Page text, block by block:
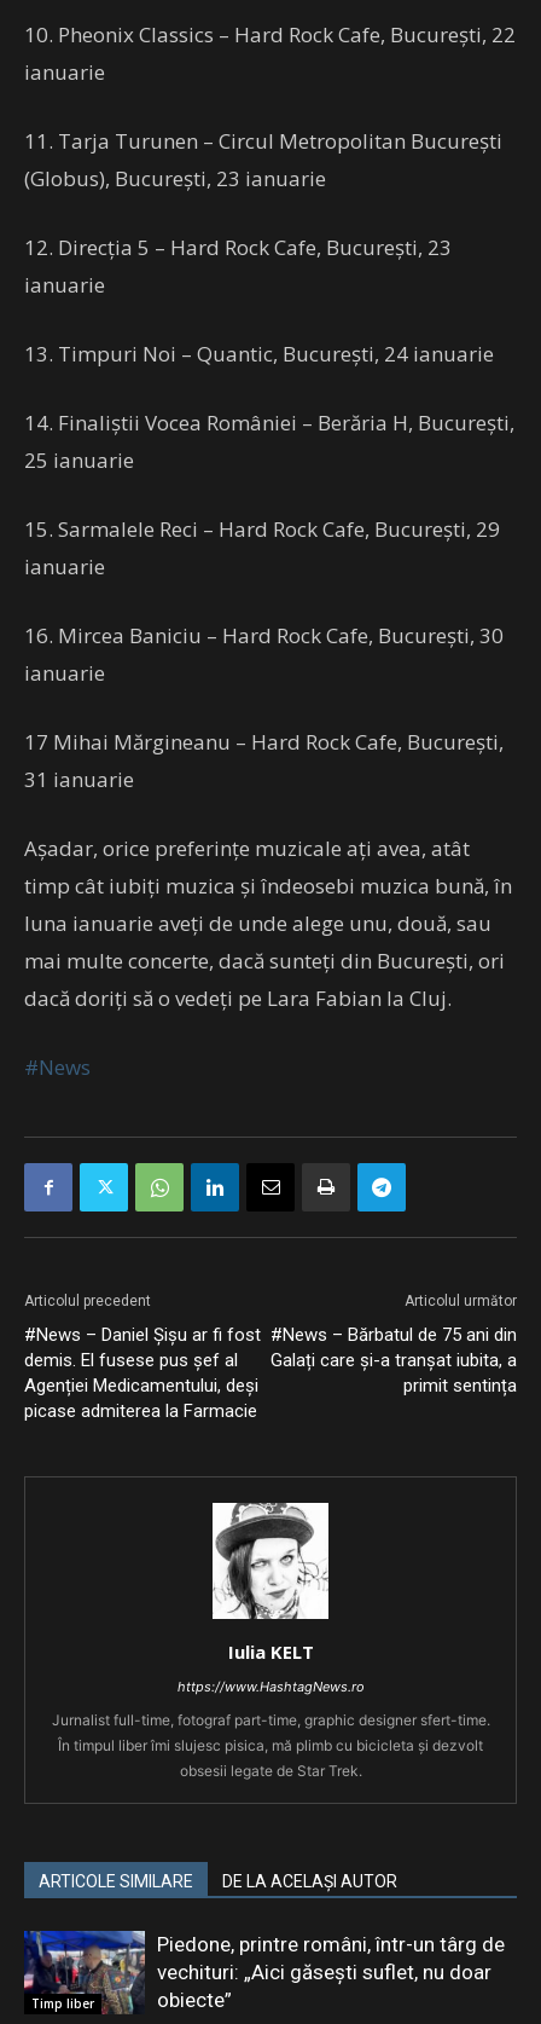
10. Pheonix Classics – Hard Rock Cafe, București, 22
ianuarie
11. Tarja Turunen – Circul Metropolitan București
(Globus), București, 23 ianuarie
12. Direcția 5 – Hard Rock Cafe, București, 23
ianuarie
13. Timpuri Noi – Quantic, București, 24 ianuarie
14. Finaliștii Vocea României – Berăria H, București,
25 ianuarie
15. Sarmalele Reci – Hard Rock Cafe, București, 29
ianuarie
16. Mircea Baniciu – Hard Rock Cafe, București, 30
ianuarie
17 Mihai Mărgineanu – Hard Rock Cafe, București,
31 ianuarie
Așadar, orice preferințe muzicale ați avea, atât
timp cât iubiți muzica și îndeosebi muzica bună, în
luna ianuarie aveți de unde alege unu, două, sau
mai multe concerte, dacă sunteți din București, ori
dacă doriți să o vedeți pe Lara Fabian la Cluj.
#News
Articolul precedent
#News – Daniel Șișu ar fi fost
demis. El fusese pus șef al
Agenției Medicamentului, deși
picase admiterea la Farmacie
Articolul următor
#News – Bărbatul de 75 ani din
Galați care și-a tranșat iubita, a
primit sentința
Iulia KELT
https://www.HashtagNews.ro
Jurnalist full-time, fotograf part-time, graphic designer sfert-time.
În timpul liber îmi slujesc pisica, mă plimb cu bicicleta și dezvolt
obsesii legate de Star Trek.
ARTICOLE SIMILARE DE LA ACELAȘI AUTOR
Timp liber
Piedone, printre români, într-un târg de
vechituri: „Aici găsești suflet, nu doar
obiecte”